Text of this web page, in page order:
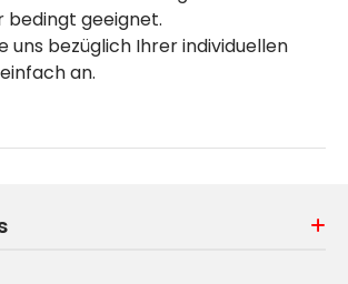
bedingt geeignet.
uns bezüglich Ihrer individuellen
an.